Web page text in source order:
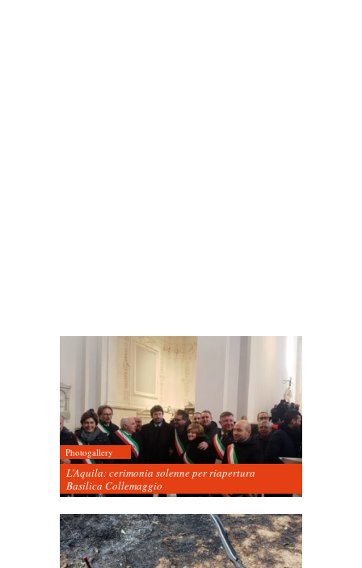
Photogallery
L’Aquila: cerimonia solenne per riapertura
Basilica Collemaggio